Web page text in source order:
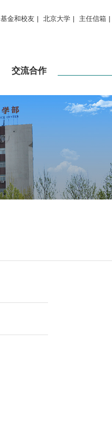
基金和校友 | 北京大学 | 主任信箱 |
交流合作